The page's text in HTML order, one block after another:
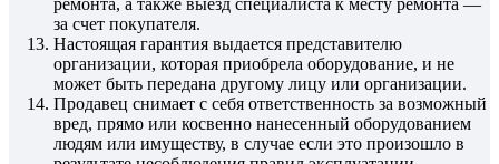
за счет покупателя.
Настоящая гарантия выдается представителю
организации, которая приобрела оборудование, и не
может быть передана другому лицу или организации.
Продавец снимает с себя ответственность за возможный
вред, прямо или косвенно нанесенный оборудованием
людям или имуществу, в случае если это произошло в